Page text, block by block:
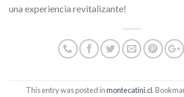
una experiencia revitalizante!
This entry was posted inmontecatini.cl.